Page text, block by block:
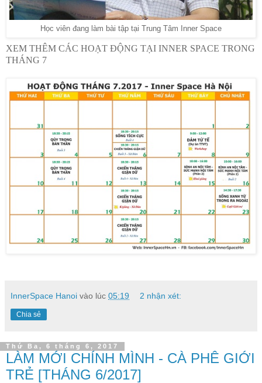
Học viên đang làm bài tập tại Trung Tâm Inner Space
XEM THÊM CÁC HOẠT ĐỘNG TẠI INNER SPACE TRONG
THÁNG 7
InnerSpace Hanoi vào lúc 05:19 2 nhận xét:
Chia sẻ
Thứ Ba, 6 tháng 6, 2017
LÀM MỚI CHÍNH MÌNH - CÀ PHÊ GIỚI
TRẺ [THÁNG 6/2017]